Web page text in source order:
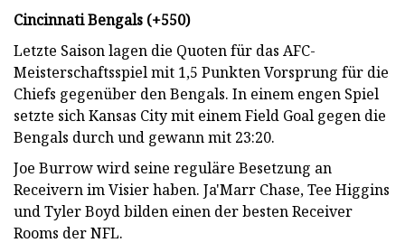
Cincinnati Bengals (+550)
Letzte Saison lagen die Quoten für das AFC-
Meisterschaftsspiel mit 1,5 Punkten Vorsprung für die
Chiefs gegenüber den Bengals. In einem engen Spiel
setzte sich Kansas City mit einem Field Goal gegen die
Bengals durch und gewann mit 23:20.
Joe Burrow wird seine reguläre Besetzung an
Receivern im Visier haben. Ja'Marr Chase, Tee Higgins
und Tyler Boyd bilden einen der besten Receiver
Rooms der NFL.